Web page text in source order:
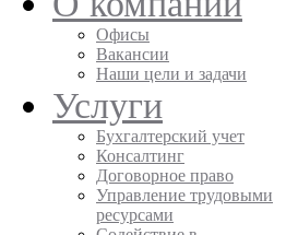
Офисы
Вакансии
Наши цели и задачи
Услуги
Бухгалтерский учет
Консалтинг
Договорное право
Управление трудовыми
ресурсами